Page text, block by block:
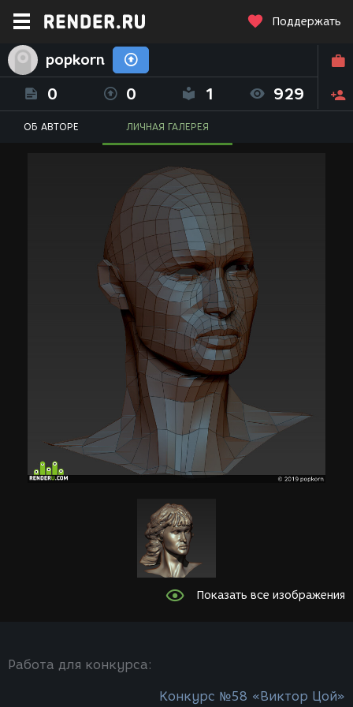
Поддержать
popkorn
0 0 1 929
ОБ АВТОРЕ ЛИЧНАЯ ГАЛЕРЕЯ
Показать все изображения
Работа для конкурса:
Конкурс №58 «Виктор Цой»